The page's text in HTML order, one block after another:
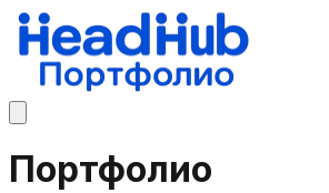
Портфолио